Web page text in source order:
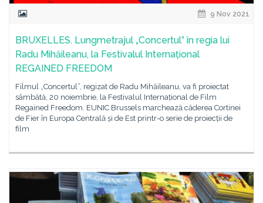
9 Nov 2021
BRUXELLES. Lungmetrajul „Concertul” în regia lui
Radu Mihăileanu, la Festivalul Internațional
REGAINED FREEDOM
Filmul „Concertul”, regizat de Radu Mihăileanu, va fi proiectat
sâmbătă, 20 noiembrie, la Festivalul Internațional de Film
Regained Freedom. EUNIC Brussels marchează căderea Cortinei
de Fier în Europa Centrală și de Est printr-o serie de proiecții de
film